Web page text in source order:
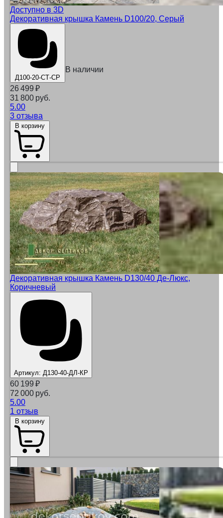
Доступно в 3D
Декоративная крышка Камень D100/20, Серый
Д100-20-СТ-СР
В наличии
26 499 ₽
31 800 руб.
5.00
3 отзыва
Декоративная крышка Камень D130/40 Де-Люкс,
Коричневый
Артикул: Д130-40-ДЛ-КР
60 199 ₽
72 000 руб.
5.00
1 отзыв